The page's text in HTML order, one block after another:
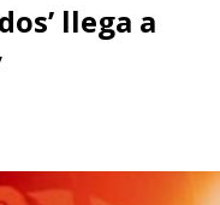
llega a